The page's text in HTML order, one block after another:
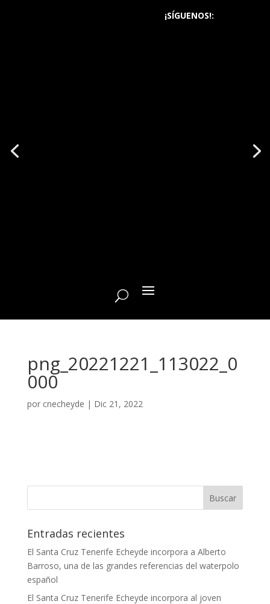
¡SÍGUENOS!:
png_20221221_113022_0
000
por cnecheyde | Dic 21, 2022
Entradas recientes
El Santa Cruz Tenerife Echeyde incorpora a Alberto
Barroso, una de las grandes referencias del waterpolo
español
El Santa Cruz Tenerife Echeyde incorpora al joven